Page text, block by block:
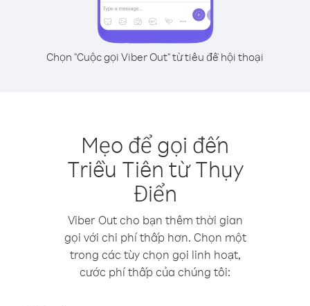
Chọn "Cuộc gọi Viber Out" từ tiêu đề hội thoại
Mẹo để gọi đến
Triều Tiên từ Thụy
Điển
Viber Out cho bạn thêm thời gian
gọi với chi phí thấp hơn. Chọn một
trong các tùy chọn gọi linh hoạt,
cước phí thấp của chúng tôi: